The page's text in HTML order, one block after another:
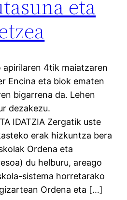
eta
apirilaren 4tik maiatzaren
Encina eta biok ematen
bigarrena da. Lehen
dezakezu.
IDATZIA Zergatik uste
erak hizkuntza bera
Ordena eta
du helburu, areago
sistema horretarako
Ordena eta […]